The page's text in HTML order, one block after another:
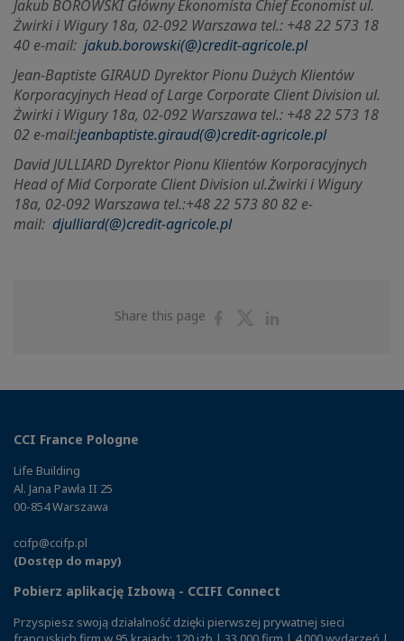
Jakub BOROWSKI Główny Ekonomista Chief Economist ul.
Żwirki i Wigury 18a, 02-092 Warszawa tel.: +48 22 573 18
40 e-mail: jakub.borowski(@)credit-agricole.pl
Jean-Baptiste GIRAUD Dyrektor Pionu Dużych Klientów
Korporacyjnych Head of Large Corporate Client Division ul.
Żwirki i Wigury 18a, 02-092 Warszawa tel.: +48 22 573 18
02 e-mail:jeanbaptiste.giraud(@)credit-agricole.pl
David JULLIARD Dyrektor Pionu Klientów Korporacyjnych
Head of Mid Corporate Client Division ul.Żwirki i Wigury
18a, 02-092 Warszawa tel.:+48 22 573 80 82 e-
mail: djulliard(@)credit-agricole.pl
Share this page
ShareShare
CCI France Pologne
Life Building
Al. Jana Pawła II 25
00-854 Warszawa
ccifp@ccifp.pl
(Dostęp do mapy)
Pobierz aplikację Izbową - CCIFI Connect
Przyspiesz swoją działalność dzięki pierwszej prywatnej sieci